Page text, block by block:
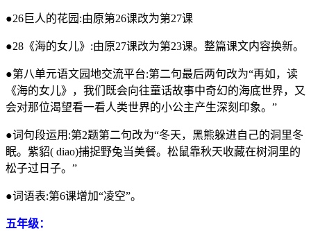
●26巨人的花园:由原第26课改为第27课
●28《海的女儿》:由原27课改为第23课。整篇课文内容换新。
●第八单元语文园地交流平台:第二句最后两句改为“再如，读
《海的女儿》，我们既会向往童话故事中奇幻的海底世界，又
会对那位渴望看一看人类世界的小公主产生深刻印象。”
●词句段运用:第2题第二句改为“冬天，黑熊躲进自己的洞里冬
眠。紫貂( diao)捕捉野兔当美餐。松鼠靠秋天收藏在树洞里的
松子过日子。”
●词语表:第6课增加“凌空”。
五年级：